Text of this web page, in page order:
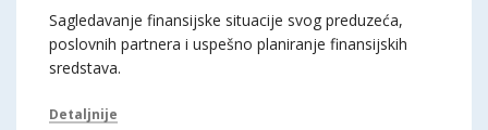
Sagledavanje finansijske situacije svog preduzeća,
poslovnih partnera i uspešno planiranje finansijskih
sredstava.
Detaljnije